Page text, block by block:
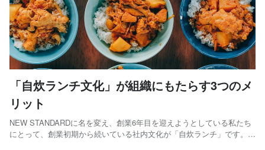
「自炊ランチ文化」が組織にもたらす3つのメ
リット
NEW STANDARDに名を変え、創業6年目を迎えようとしている私たち
にとって、創業初期から続いている社内文化が「自炊ランチ」です。初